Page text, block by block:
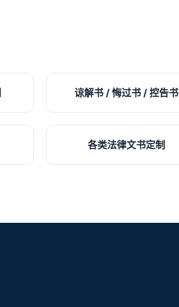
谅解书 / 悔过书 / 控告书
各类法律文书定制